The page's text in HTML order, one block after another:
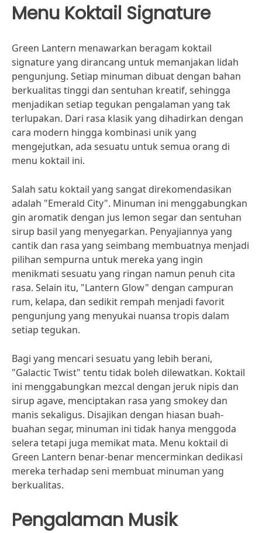
Menu Koktail Signature
Green Lantern menawarkan beragam koktail
signature yang dirancang untuk memanjakan lidah
pengunjung. Setiap minuman dibuat dengan bahan
berkualitas tinggi dan sentuhan kreatif, sehingga
menjadikan setiap tegukan pengalaman yang tak
terlupakan. Dari rasa klasik yang dihadirkan dengan
cara modern hingga kombinasi unik yang
mengejutkan, ada sesuatu untuk semua orang di
menu koktail ini.
Salah satu koktail yang sangat direkomendasikan
adalah "Emerald City". Minuman ini menggabungkan
gin aromatik dengan jus lemon segar dan sentuhan
sirup basil yang menyegarkan. Penyajiannya yang
cantik dan rasa yang seimbang membuatnya menjadi
pilihan sempurna untuk mereka yang ingin
menikmati sesuatu yang ringan namun penuh cita
rasa. Selain itu, "Lantern Glow" dengan campuran
rum, kelapa, dan sedikit rempah menjadi favorit
pengunjung yang menyukai nuansa tropis dalam
setiap tegukan.
Bagi yang mencari sesuatu yang lebih berani,
"Galactic Twist" tentu tidak boleh dilewatkan. Koktail
ini menggabungkan mezcal dengan jeruk nipis dan
sirup agave, menciptakan rasa yang smokey dan
manis sekaligus. Disajikan dengan hiasan buah-
buahan segar, minuman ini tidak hanya menggoda
selera tetapi juga memikat mata. Menu koktail di
Green Lantern benar-benar mencerminkan dedikasi
mereka terhadap seni membuat minuman yang
berkualitas.
Pengalaman Musik